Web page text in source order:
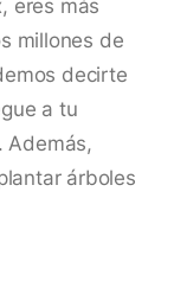
eres más
millones de
decirte
a tu
Además,
árboles